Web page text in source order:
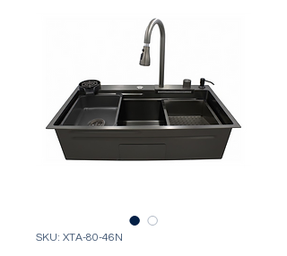
SKU: XTA-80-46N